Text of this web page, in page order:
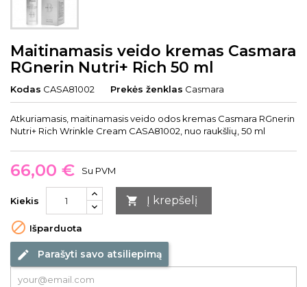
Maitinamasis veido kremas Casmara
RGnerin Nutri+ Rich 50 ml
Kodas CASA81002 Prekės ženklas Casmara
Atkuriamasis, maitinamasis veido odos kremas Casmara RGnerin
Nutri+ Rich Wrinkle Cream CASA81002, nuo raukšlių, 50 ml
66,00 € Su PVM
Kiekis  Į krepšelį
 Išparduota
edit Parašyti savo atsiliepimą